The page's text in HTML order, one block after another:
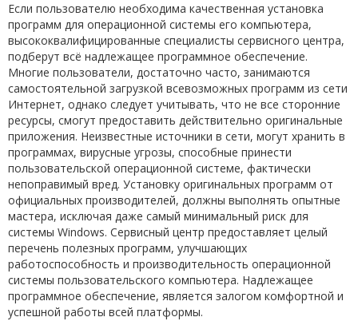
Если пользователю необходима качественная установка
программ для операционной системы его компьютера,
высококвалифицированные специалисты сервисного центра,
подберут всё надлежащее программное обеспечение.
Многие пользователи, достаточно часто, занимаются
самостоятельной загрузкой всевозможных программ из сети
Интернет, однако следует учитывать, что не все сторонние
ресурсы, смогут предоставить действительно оригинальные
приложения. Неизвестные источники в сети, могут хранить в
программах, вирусные угрозы, способные принести
пользовательской операционной системе, фактически
непоправимый вред. Установку оригинальных программ от
официальных производителей, должны выполнять опытные
мастера, исключая даже самый минимальный риск для
системы Windows. Сервисный центр предоставляет целый
перечень полезных программ, улучшающих
работоспособность и производительность операционной
системы пользовательского компьютера. Надлежащее
программное обеспечение, является залогом комфортной и
успешной работы всей платформы.